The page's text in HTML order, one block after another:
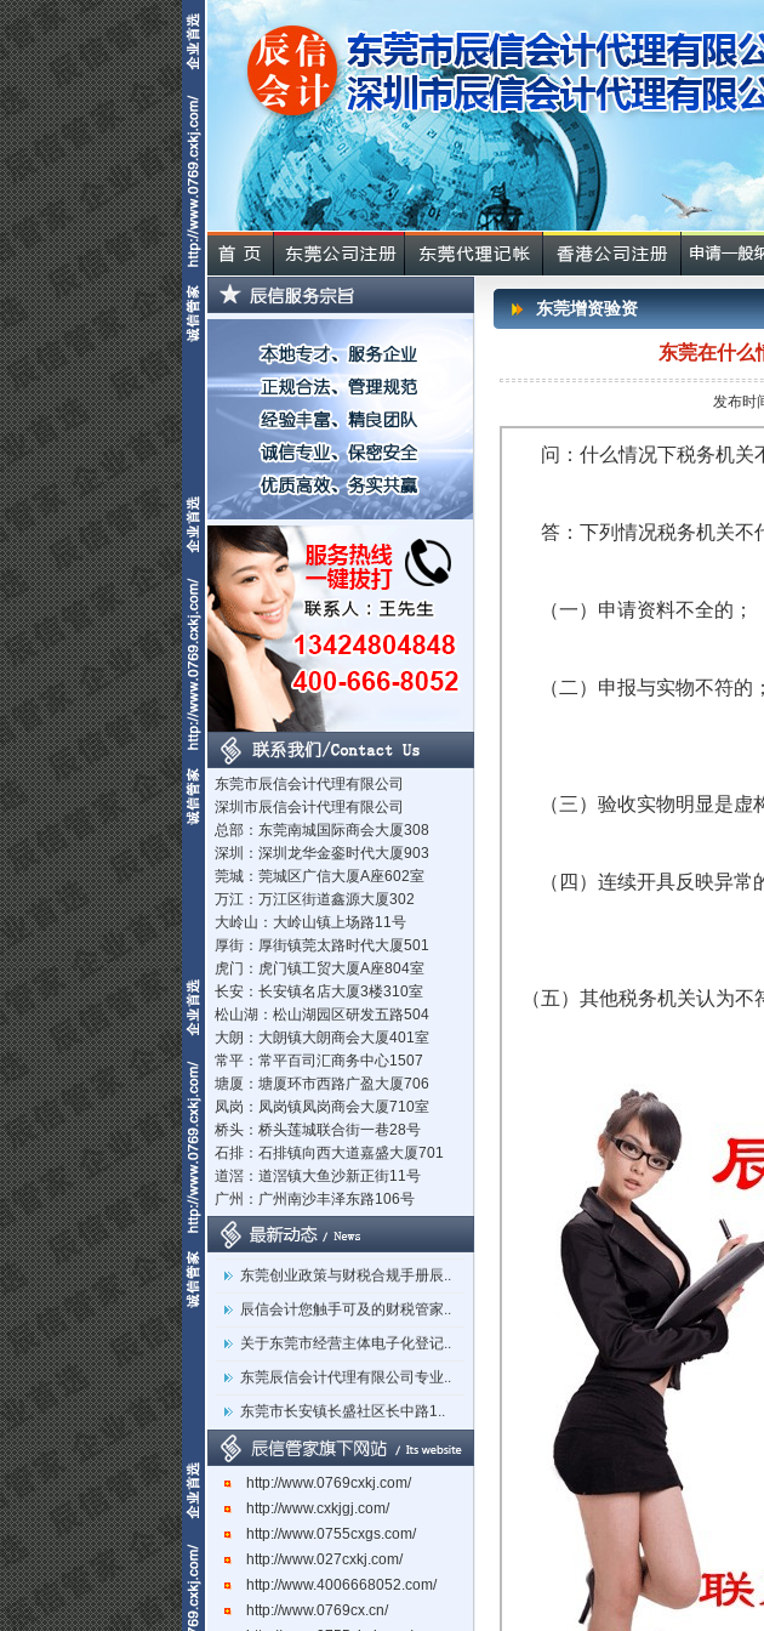
东莞市辰信会计代理有限公司
深圳市辰信会计代理有限公司
总部：东莞南城国际商会大厦308
深圳：深圳龙华金銮时代大厦903
莞城：莞城区广信大厦A座602室
万江：万江区街道鑫源大厦302
大岭山：大岭山镇上场路11号
厚街：厚街镇莞太路时代大厦501
虎门：虎门镇工贸大厦A座804室
长安：长安镇名店大厦3楼310室
松山湖：松山湖园区研发五路504
大朗：大朗镇大朗商会大厦401室
常平：常平百司汇商务中心1507
塘厦：塘厦环市西路广盈大厦706
凤岗：凤岗镇凤岗商会大厦710室
桥头：桥头莲城联合街一巷28号
石排：石排镇向西大道嘉盛大厦701
道滘：道滘镇大鱼沙新正街11号
广州：广州南沙丰泽东路106号
立足莞深，辐射湾区：东莞市辰..
东莞创业政策与财税合规手册辰..
辰信会计您触手可及的财税管家..
关于东莞市经营主体电子化登记..
东莞辰信会计代理有限公司专业..
东莞市长安镇长盛社区长中路1..
http://www.0769cxkj.com/
http://www.cxkjgj.com/
http://www.0755cxgs.com/
http://www.027cxkj.com/
http://www.4006668052.com/
http://www.0769cx.cn/
东莞增资验资
东莞在什么
发布时
问：什么情况下税务机关
答：下列情况税务机关不
（一） 申请资料不全的；
（二） 申报与实物不符的；
（三） 验收实物明显是虚
（四） 连续开具反映异常
（五）其他税务机关认为不